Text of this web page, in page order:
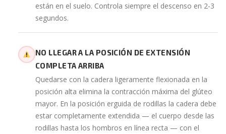
están en el suelo. Controla siempre el descenso en 2-3
segundos.
NO LLEGAR A LA POSICIÓN DE EXTENSIÓN
COMPLETA ARRIBA
Quedarse con la cadera ligeramente flexionada en la
posición alta elimina la contracción máxima del glúteo
mayor. En la posición erguida de rodillas la cadera debe
estar completamente extendida — el cuerpo desde las
rodillas hasta los hombros en línea recta — con el